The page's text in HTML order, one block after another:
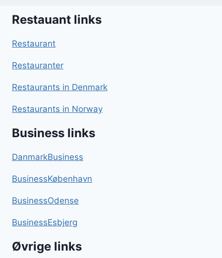
Restauant links
Restaurant
Restauranter
Restaurants in Denmark
Restaurants in Norway
Business links
DanmarkBusiness
BusinessKøbenhavn
BusinessOdense
BusinessEsbjerg
Øvrige links